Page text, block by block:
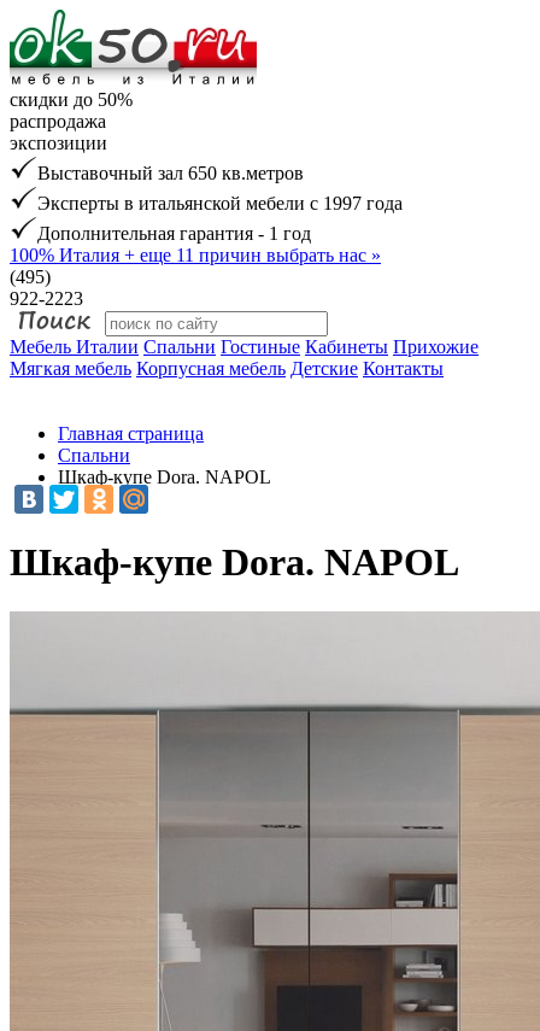
скидки до 50%
распродажа
экспозиции
Выставочный зал 650 кв.метров
Эксперты в итальянской мебели с 1997 года
Дополнительная гарантия - 1 год
100% Италия + еще 11 причин выбрать нас »
(495)
922-2223
Мебель Италии Спальни Гостиные Кабинеты Прихожие
Мягкая мебель Корпусная мебель Детские Контакты
Главная страница
Спальни
Шкаф-купе Dora. NAPOL
Шкаф-купе Dora. NAPOL